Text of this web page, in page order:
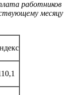
работников
месяцу